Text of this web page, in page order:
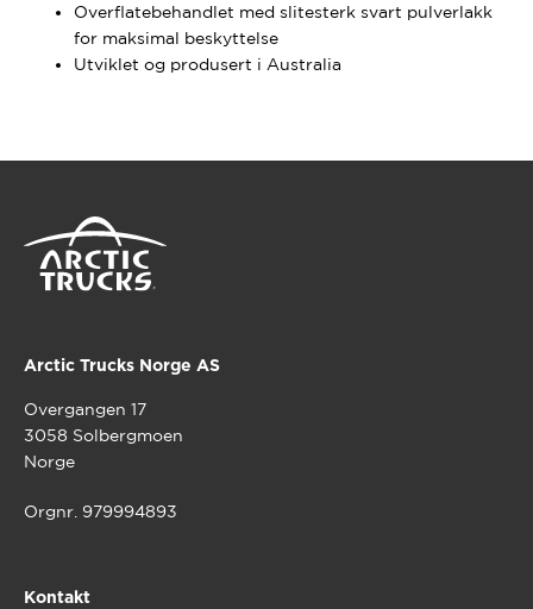
Overflatebehandlet med slitesterk svart pulverlakk
for maksimal beskyttelse
Utviklet og produsert i Australia
Arctic Trucks Norge AS
Overgangen 17
3058 Solbergmoen
Norge
Orgnr. 979994893
Kontakt